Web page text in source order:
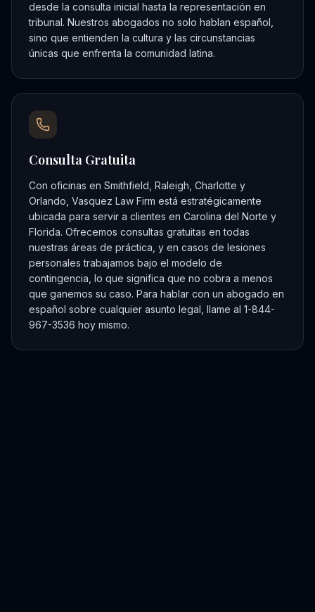
desde la consulta inicial hasta la representación en
tribunal. Nuestros abogados no solo hablan español,
sino que entienden la cultura y las circunstancias
únicas que enfrenta la comunidad latina.
Consulta Gratuita
Con oficinas en Smithfield, Raleigh, Charlotte y
Orlando, Vasquez Law Firm está estratégicamente
ubicada para servir a clientes en Carolina del Norte y
Florida. Ofrecemos consultas gratuitas en todas
nuestras áreas de práctica, y en casos de lesiones
personales trabajamos bajo el modelo de
contingencia, lo que significa que no cobra a menos
que ganemos su caso. Para hablar con un abogado en
español sobre cualquier asunto legal, llame al 1-844-
967-3536 hoy mismo.